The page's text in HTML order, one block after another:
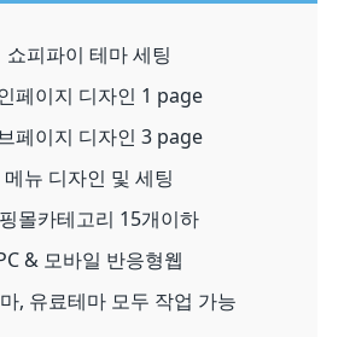
쇼피파이 테마 세팅
페이지 디자인 1 page
페이지 디자인 3 page
메뉴 디자인 및 세팅
몰카테고리 15개이하
& 모바일 반응형웹
, 유료테마 모두 작업 가능